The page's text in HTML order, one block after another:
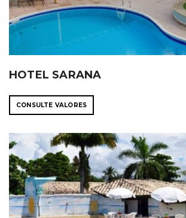
HOTEL SARANA
CONSULTE VALORES